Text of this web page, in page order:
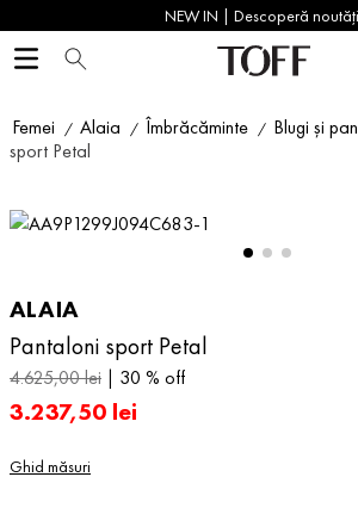
NEW IN | Descoperă
Femei Alaia Îmbrăcăminte Blugi și
sport Petal
ALAIA
Pantaloni sport Petal
4.625,00lei 30 % off
3.237,50 lei
Ghid măsuri